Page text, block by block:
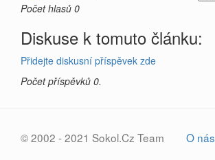
Počet hlasů 0
Diskuse k tomuto článku:
Přidejte diskusní příspěvek zde
Počet příspěvků 0.
© 2002 - 2021 Sokol.Cz Team
O nás